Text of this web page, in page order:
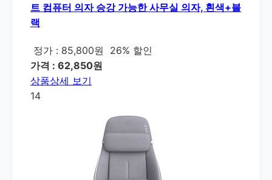
트 컴퓨터 의자 승강 가능한 사무실 의자, 흰색+블
랙
정가 : 85,800원
26% 할인
가격 : 62,850원
상품상세 보기
14